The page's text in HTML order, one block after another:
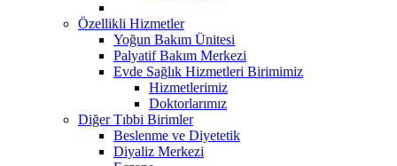
Özellikli Hizmetler
Yoğun Bakım Ünitesi
Palyatif Bakım Merkezi
Evde Sağlık Hizmetleri Birimimiz
Hizmetlerimiz
Doktorlarımız
Diğer Tıbbi Birimler
Beslenme ve Diyetetik
Diyaliz Merkezi